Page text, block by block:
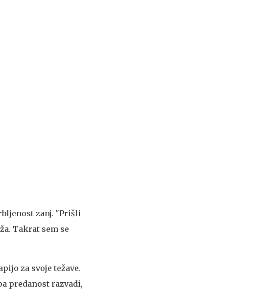
zanj. "Prišli
Takrat sem se
za svoje težave.
predanost razvadi,